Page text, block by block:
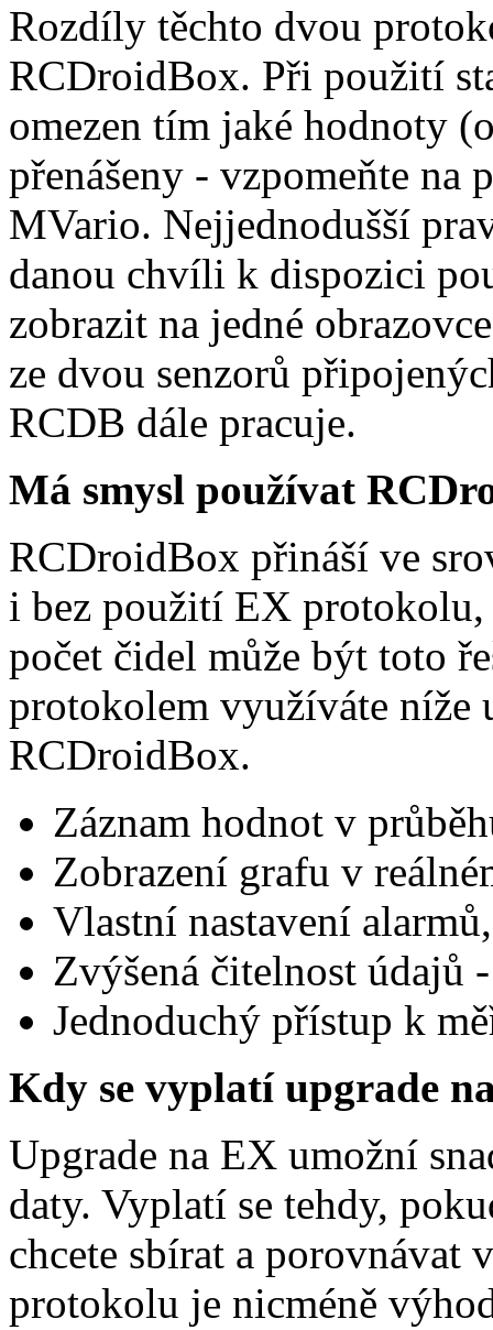
Rozdíly těchto dvou
RCDroidBox. Při použití
omezen tím jaké hodnoty
přenášeny - vzpomeňte
MVario. Nejjednodušší
danou chvíli k dispozici
zobrazit na jedné
ze dvou senzorů
RCDB dále pracuje.
Má smysl používat
RCDroidBox přináší ve
i bez použití EX protokolu,
počet čidel může být toto
protokolem využíváte níže
RCDroidBox.
Záznam hodnot v
Zobrazení grafu v
Vlastní nastavení
Zvýšená čitelnost údajů
Jednoduchý přístup k
Kdy se vyplatí upgrade
Upgrade na EX umožní
daty. Vyplatí se tehdy,
chcete sbírat a
protokolu je nicméně